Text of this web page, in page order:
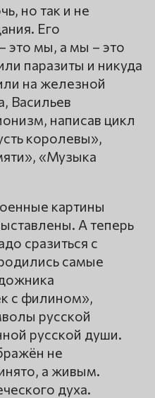
но так и не
Его
это мы, а мы – это
паразиты и никуда
на железной
Васильев
написав цикл
королевы»,
«Музыка
картины
А теперь
сразиться с
самые
с филином»,
русской
русской души.
не
а живым.
духа.